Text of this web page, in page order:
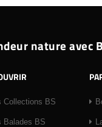
nature avec
Collections BS
Balades BS